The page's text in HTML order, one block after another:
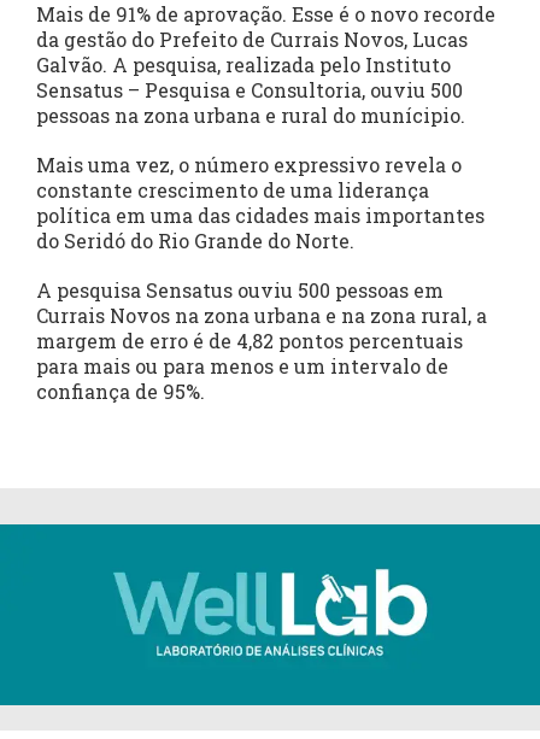
Mais de 91% de aprovação. Esse é o novo recorde
da gestão do Prefeito de Currais Novos, Lucas
Galvão. A pesquisa, realizada pelo Instituto
Sensatus – Pesquisa e Consultoria, ouviu 500
pessoas na zona urbana e rural do munícipio.
Mais uma vez, o número expressivo revela o
constante crescimento de uma liderança
política em uma das cidades mais importantes
do Seridó do Rio Grande do Norte.
A pesquisa Sensatus ouviu 500 pessoas em
Currais Novos na zona urbana e na zona rural, a
margem de erro é de 4,82 pontos percentuais
para mais ou para menos e um intervalo de
confiança de 95%.